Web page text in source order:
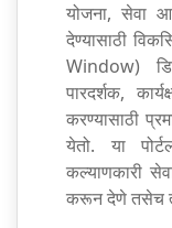
योजना, सेवा
देण्यासाठी
Window)
पारदर्शक,
करण्यासाठी
येतो. या
कल्याणकारी
करून देणे तसेच